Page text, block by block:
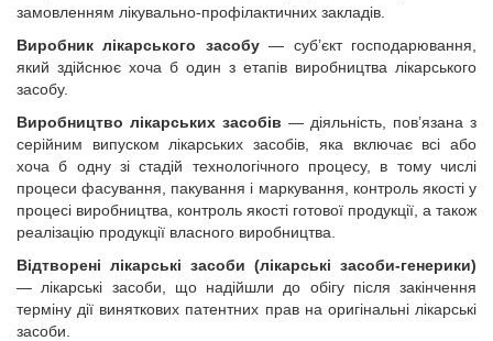
замовленням лікувально-профілактичних закладів.
Виробник лікарського засобу— суб’єкт господарювання,
який здійснює хоча б один з етапів виробництва лікарського
засобу.
Виробництво лікарських засобів — діяльність, пов’язана з
серійним випуском лікарських засобів, яка включає всі або
хоча б одну зі стадій технологічного процесу, в тому числі
процеси фасування, пакування і маркування, контроль якості у
процесі виробництва, контроль якості готової продукції, а також
реалізацію продукції власного виробництва.
Відтворені лікарські засоби (лікарські засоби-генерики)
— лікарські засоби, що надійшли до обігу після закінчення
терміну дії виняткових патентних прав на оригінальні лікарські
засоби.